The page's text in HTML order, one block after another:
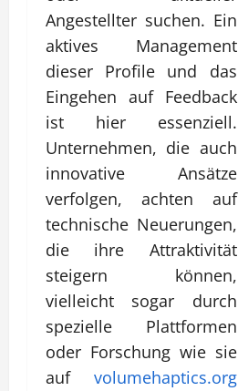
Angestellter suchen. Ein
aktives Management
dieser Profile und das
Eingehen auf Feedback
ist hier essenziell.
Unternehmen, die auch
innovative Ansätze
verfolgen, achten auf
technische Neuerungen,
die ihre Attraktivität
steigern können,
vielleicht sogar durch
spezielle Plattformen
oder Forschung wie sie
auf volumehaptics.org